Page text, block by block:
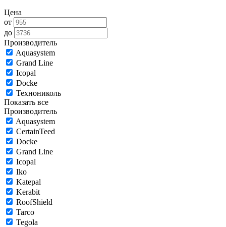
Цена
от
до
Производитель
Aquasystem
Grand Line
Icopal
Docke
Технониколь
Показать все
Производитель
Aquasystem
CertainTeed
Docke
Grand Line
Icopal
Iko
Katepal
Kerabit
RoofShield
Tarco
Tegola